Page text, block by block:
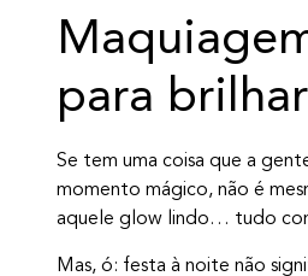
para
Se tem uma coisa que a
momento mágico, não é
aquele glow lindo… tudo
Mas, ó: festa à noite não